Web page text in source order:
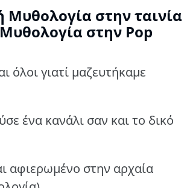
Μυθολογία στην ταινία
στην Pop
όλοι γιατί μαζευτήκαμε
ένα κανάλι σαν και το δικό
αφιερωμένο στην αρχαία